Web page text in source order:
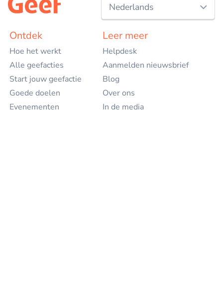
Nederlands
English
Ontdek
Hoe het werkt
Alle geefacties
Start jouw geefactie
Goede doelen
Evenementen
Leer meer
Helpdesk
Aanmelden nieuwsbrief
Blog
Over ons
In de media